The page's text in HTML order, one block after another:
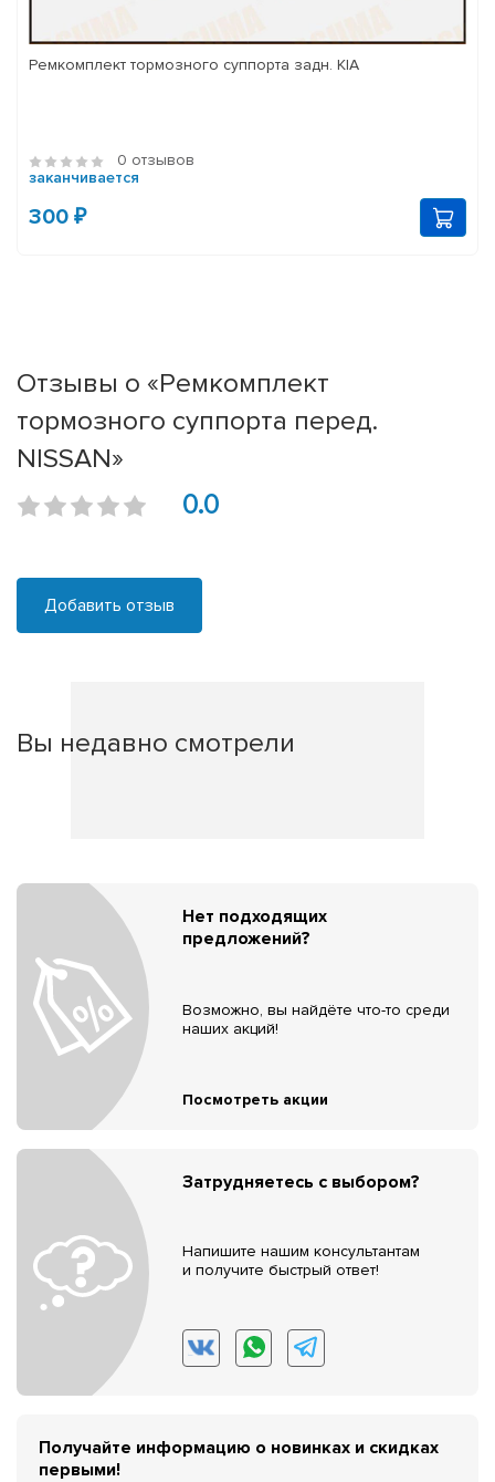
Ремкомплект тормозного суппорта задн. KIA
0 отзывов
заканчивается
300 ₽
Отзывы о «Ремкомплект
тормозного суппорта перед.
NISSAN»
0.0
Добавить отзыв
Вы недавно смотрели
Нет подходящих
предложений?
Возможно, вы найдёте что-то среди
наших акций!
Посмотреть акции
Затрудняетесь с выбором?
Напишите нашим консультантам
и получите быстрый ответ!
Получайте информацию о новинках и скидках
первыми!